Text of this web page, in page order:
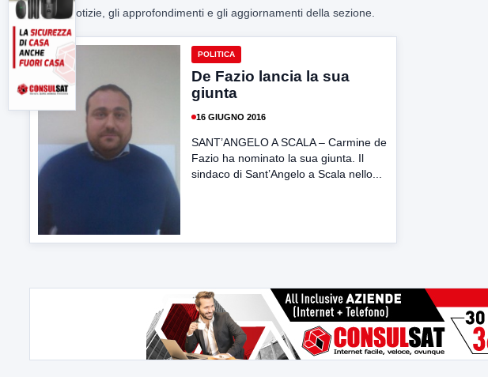
Tutte le notizie, gli approfondimenti e gli aggiornamenti della sezione.
POLITICA
De Fazio lancia la sua
giunta
16 GIUGNO 2016
SANT’ANGELO A SCALA – Carmine de
Fazio ha nominato la sua giunta. Il
sindaco di Sant’Angelo a Scala nello...